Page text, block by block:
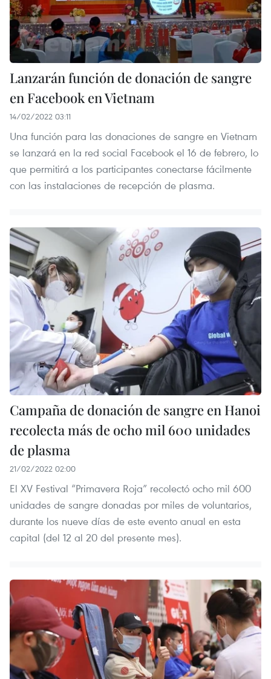
Lanzarán función de donación de sangre
en Facebook en Vietnam
14/02/2022 03:11
Una función para las donaciones de sangre en Vietnam
se lanzará en la red social Facebook el 16 de febrero, lo
que permitirá a los participantes conectarse fácilmente
con las instalaciones de recepción de plasma.
Campaña de donación de sangre en Hanoi
recolecta más de ocho mil 600 unidades
de plasma
21/02/2022 02:00
El XV Festival “Primavera Roja” recolectó ocho mil 600
unidades de sangre donadas por miles de voluntarios,
durante los nueve días de este evento anual en esta
capital (del 12 al 20 del presente mes).